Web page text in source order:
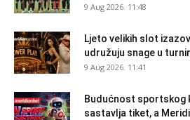
9 Aug 2026. 11:48
Ljeto velikih slot
udružuju snage u
9 Aug 2026. 11:41
Budućnost sportskog
sastavlja tiket, a